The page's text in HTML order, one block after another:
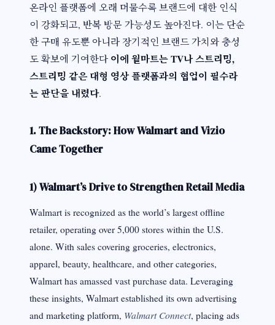
온라인 플랫폼에 오래 머물수록 브랜드에 대한 인식
이 강화되고, 반복 방문 가능성도 높아진다. 이는 단순
한 구매 유도뿐 아니라 장기적인 브랜드 가치와 충성
도 확보에 기여한다 이에 월마트는 TV나 스트리밍,
스트리밍 같은 대형 영상 플랫폼과의 협업이 필수라
는 판단을 내렸다.
1. The Backstory: How Walmart and Vizio
Came Together
1) Walmart’s Drive to Strengthen Retail Media
Walmart is recognized as the world’s largest offline
retailer, operating over 5,000 stores within the U.S.
alone. With sales covering groceries, electronics,
apparel, beauty, healthcare, and other categories,
Walmart has amassed vast purchase data. Leveraging
these insights, Walmart established its own advertising
and marketing platform, Walmart Connect, placing ads